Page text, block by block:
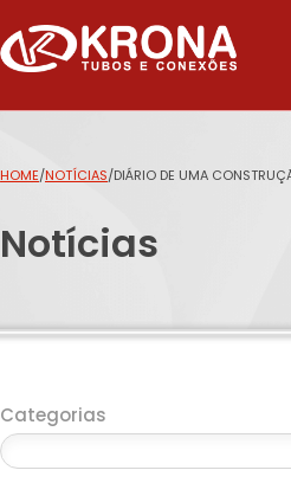
HOME/NOTÍCIAS/DIÁRIO DE UMA
Notícias
Categorias